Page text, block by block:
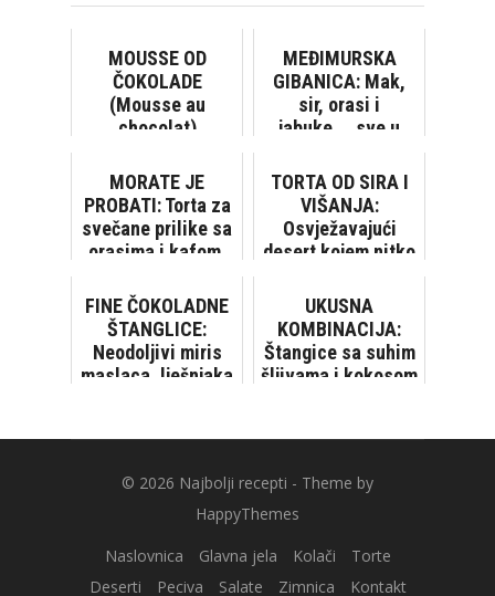
MOUSSE OD
ČOKOLADE
(Mousse au
chocolat)
MEĐIMURSKA
GIBANICA: Mak,
sir, orasi i
jabuke…, sve u
MORATE JE
PROBATI: Torta za
svečane prilike sa
orasima i kafom,
topi se u ustima!
[V...
TORTA OD SIRA I
VIŠANJA:
Osvježavajući
desert kojem nitko
FINE ČOKOLADNE
ŠTANGLICE:
Neodoljivi miris
maslaca, lješnjaka
UKUSNA
KOMBINACIJA:
Štangice sa suhim
šljivama i kokosom
© 2026 Najbolji recepti - Theme by
HappyThemes
Naslovnica
Glavna jela Kolači
Torte
Deserti
Peciva Salate Zimnica Kontakt